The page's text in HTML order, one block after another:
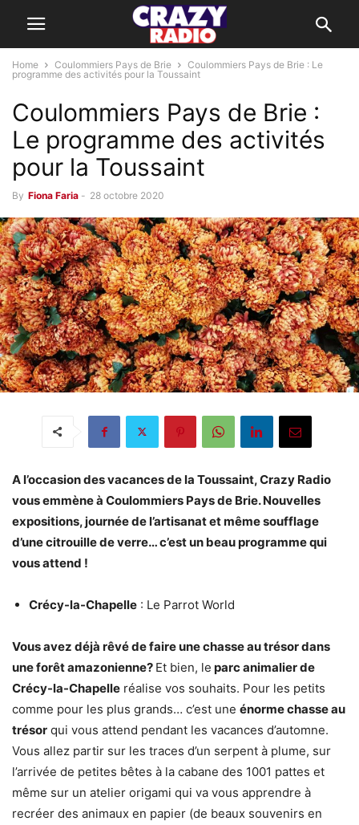
Home Coulommiers Pays de Brie
Coulommiers Pays de Brie : Le
programme des activités pour la Toussaint
Coulommiers Pays de Brie :
Le programme des activités
pour la Toussaint
By Fiona Faria - 28 octobre 2020
A l’occasion des vacances de la Toussaint, Crazy Radio
vous emmène à Coulommiers Pays de Brie. Nouvelles
expositions, journée de l’artisanat et même soufflage
d’une citrouille de verre… c’est un beau programme qui
vous attend !
Crécy-la-Chapelle : Le Parrot World
Vous avez déjà rêvé de faire une chasse au trésor dans
une forêt amazonienne? Et bien, le parc animalier de
Crécy-la-Chapelle réalise vos souhaits. Pour les petits
comme pour les plus grands… c’est une énorme chasse au
trésor qui vous attend pendant les vacances d’automne.
Vous allez partir sur les traces d’un serpent à plume, sur
l’arrivée de petites bêtes à la cabane des 1001 pattes et
même sur un atelier origami qui va vous apprendre à
recréer des animaux en papier (de beaux souvenirs en